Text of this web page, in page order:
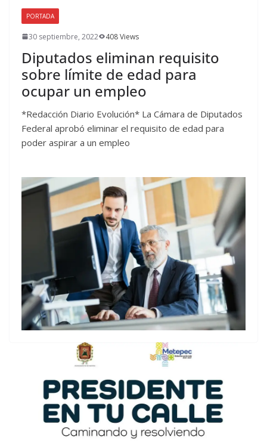
PORTADA
30 septiembre, 2022 408 Views
Diputados eliminan requisito
sobre límite de edad para
ocupar un empleo
*Redacción Diario Evolución* La Cámara de Diputados
Federal aprobó eliminar el requisito de edad para
poder aspirar a un empleo